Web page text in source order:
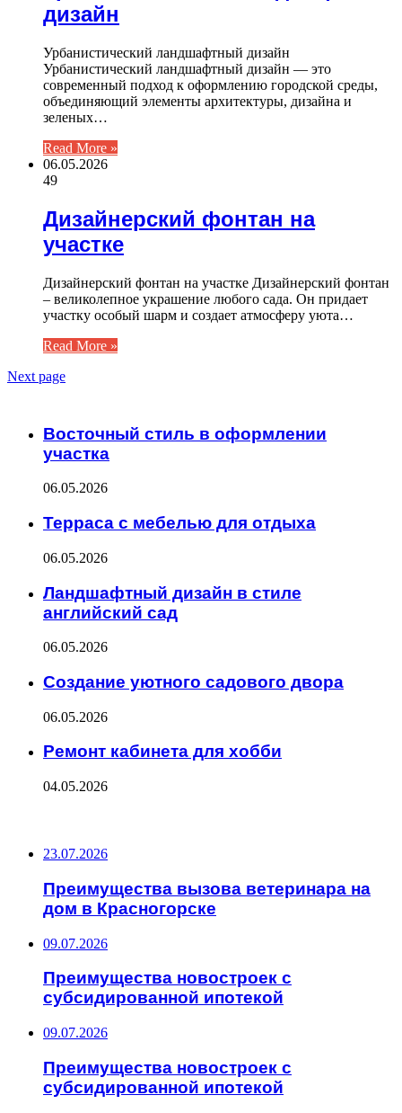
дизайн
Урбанистический ландшафтный дизайн
Урбанистический ландшафтный дизайн — это
современный подход к оформлению городской среды,
объединяющий элементы архитектуры, дизайна и
зеленых…
Read More »
06.05.2026
49
Дизайнерский фонтан на
участке
Дизайнерский фонтан на участке Дизайнерский фонтан
– великолепное украшение любого сада. Он придает
участку особый шарм и создает атмосферу уюта…
Read More »
Next page
Восточный стиль в оформлении
участка
06.05.2026
Терраса с мебелью для отдыха
06.05.2026
Ландшафтный дизайн в стиле
английский сад
06.05.2026
Создание уютного садового двора
06.05.2026
Ремонт кабинета для хобби
04.05.2026
23.07.2026
Преимущества вызова ветеринара на
дом в Красногорске
09.07.2026
Преимущества новостроек с
субсидированной ипотекой
09.07.2026
Преимущества новостроек с
субсидированной ипотекой